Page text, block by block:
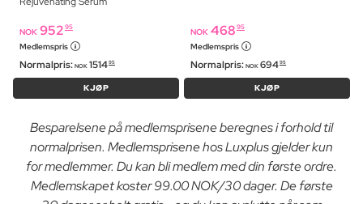
NOK 952 95
Medlemspris
Normalpris: NOK 151495
KJØP
NOK 468 95
Medlemspris
Normalpris: NOK 69495
KJØP
Besparelsene på medlemsprisene beregnes i forhold til
normalprisen. Medlemsprisene hos Luxplus gjelder kun
for medlemmer. Du kan bli medlem med din første ordre.
Medlemskapet koster 99.00 NOK/30 dager. De første